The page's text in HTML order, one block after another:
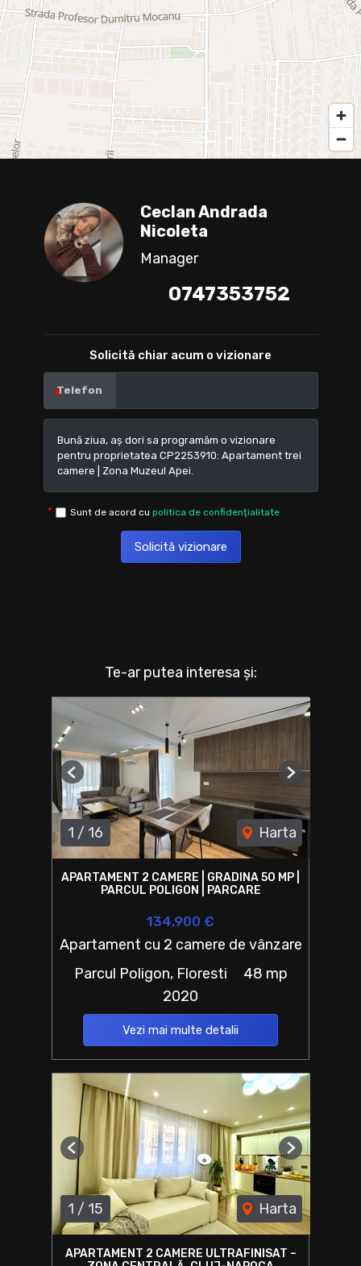
Ceclan Andrada
Nicoleta
Manager
0747353752
Solicită chiar acum o vizionare
Telefon
Sunt de acord cu politica de confidențialitate
Solicită vizionare
Te-ar putea interesa și:
1 / 16 Harta
Previous Next
APARTAMENT 2 CAMERE | GRADINA 50 MP |
PARCUL POLIGON | PARCARE
134,900 €
Apartament cu 2 camere de vânzare
Parcul Poligon, Floresti
48 mp
2020
Vezi mai multe detalii
1 / 15 Harta
Previous Next
APARTAMENT 2 CAMERE ULTRAFINISAT –